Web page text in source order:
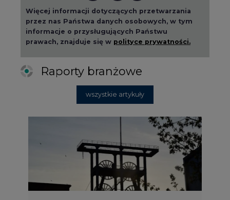
Więcej informacji dotyczących przetwarzania
przez nas Państwa danych osobowych, w tym
informacje o przysługujących Państwu
prawach, znajduje się w polityce prywatności.
Raporty branżowe
wszystkie artykuły